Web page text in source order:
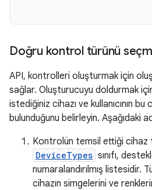
Doğru kontrol türünü
API, kontrolleri oluşturmak için
sağlar. Oluşturucuyu doldurmak
istediğiniz cihazı ve kullanıcının
bulunduğunu belirleyin. Aşağıdaki
Kontrolün temsil ettiği cihaz
DeviceTypes sınıfı,
numaralandırılmış listesidir.
cihazın simgelerini ve